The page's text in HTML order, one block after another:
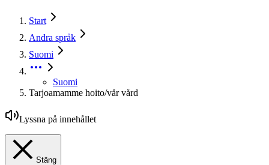
Start
Andra språk
Suomi
Suomi
Tarjoamamme hoito/vår vård
Lyssna på innehållet
Stäng